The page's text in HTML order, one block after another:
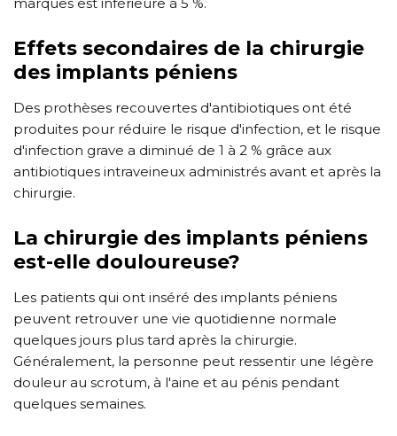
Effets secondaires de la chirurgie
des implants péniens
Des prothèses recouvertes d'antibiotiques ont été
produites pour réduire le risque d'infection, et le risque
d'infection grave a diminué de 1 à 2 % grâce aux
antibiotiques intraveineux administrés avant et après la
chirurgie.
La chirurgie des implants péniens
est-elle douloureuse?
Les patients qui ont inséré des implants péniens
peuvent retrouver une vie quotidienne normale
quelques jours plus tard après la chirurgie.
Généralement, la personne peut ressentir une légère
douleur au scrotum, à l'aine et au pénis pendant
quelques semaines.